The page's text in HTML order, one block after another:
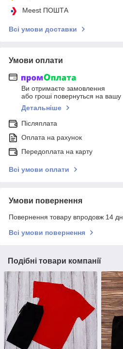
Meest ПОШТА
Всі умови доставки
Умови оплати
Ви отримаєте замовлення
або гроші повернуться на вашу
Детальніше
Післяплата
Оплата на рахунок
Передоплата на карту
Всі умови оплати
Умови повернення
Повернення товару впродовж 14
Всі умови повернення
Подібні товари компанії